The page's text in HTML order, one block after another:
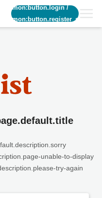
common:button.login/
common:button.register_short
unable-to-display
try-again